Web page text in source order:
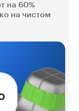
на 60%
на чистом